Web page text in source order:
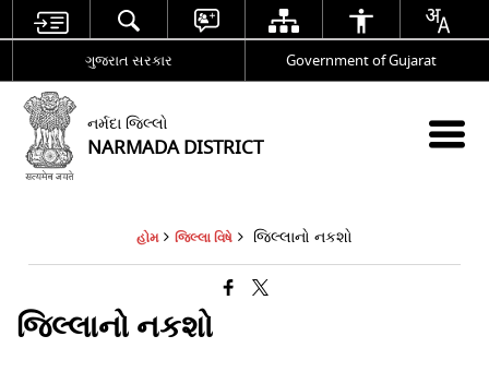
ગુજરાત સરકાર Government of Gujarat
નર્મદા જિલ્લો
NARMADA DISTRICT
હોમ જિલ્લા વિષે જિલ્લાનો નકશો
જિલ્લાનો નકશો